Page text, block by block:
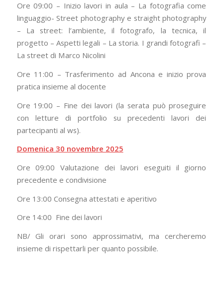
Ore 09:00 – Inizio lavori in aula – La fotografia come
linguaggio- Street photography e straight photography
– La street: l’ambiente, il fotografo, la tecnica, il
progetto – Aspetti legali – La storia. I grandi fotografi –
La street di Marco Nicolini
Ore 11:00 – Trasferimento ad Ancona e inizio prova
pratica insieme al docente
Ore 19:00 – Fine dei lavori (la serata può proseguire
con letture di portfolio su precedenti lavori dei
partecipanti al ws).
Domenica 30 novembre 2025
Ore 09:00 Valutazione dei lavori eseguiti il giorno
precedente e condivisione
Ore 13:00 Consegna attestati e aperitivo
Ore 14:00 Fine dei lavori
NB/ Gli orari sono approssimativi, ma cercheremo
insieme di rispettarli per quanto possibile.